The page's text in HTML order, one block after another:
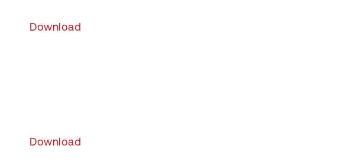
Download
Download